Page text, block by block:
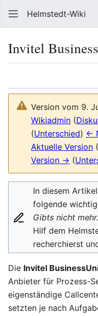
Helmstedt-Wiki
Invitel
Version vom 9.
Wikiadmin (
(Unterschied) ←
Aktuelle Version (
Version → (
In diesem
folgende
Gibts nicht mehr.
Hilf dem
recherchierst
Die Invitel
Anbieter für Prozess-
eigenständige
setzten je nach